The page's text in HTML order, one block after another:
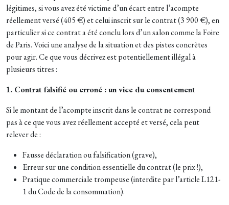
légitimes, si vous avez été victime d’un écart entre l’acompte
réellement versé (405 €) et celui inscrit sur le contrat (3 900 €), en
particulier si ce contrat a été conclu lors d’un salon comme la Foire
de Paris. Voici une analyse de la situation et des pistes concrètes
pour agir. Ce que vous décrivez est potentiellement illégal à
plusieurs titres :
1. Contrat falsifié ou erroné : un vice du consentement
Si le montant de l’acompte inscrit dans le contrat ne correspond
pas à ce que vous avez réellement accepté et versé, cela peut
relever de :
Fausse déclaration ou falsification (grave),
Erreur sur une condition essentielle du contrat (le prix !),
Pratique commerciale trompeuse (interdite par l’article L121-
1 du Code de la consommation).